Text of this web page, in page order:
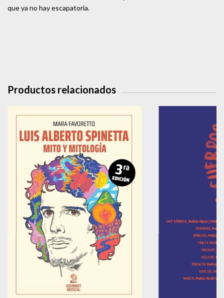
que ya no hay escapatoria.
Productos relacionados